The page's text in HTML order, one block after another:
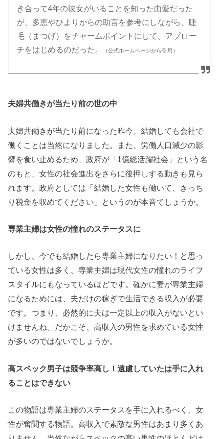
き合って4年の彼女がいることを知った由愛だった
が、多恵やひよりからの助言を参考にしながら、睫
毛（まつげ）をチャームポイントにして、アプロー
チをはじめるのだった。
（公式ホームページから引用）
夫婦共働きが当たり前の世の中
夫婦共働きが当たり前になった昨今、結婚しても会社で
働くことは当然になりました。また、労働人口減少の影
響を食い止めるため、政府が「1億総活躍社会」という名
のもと、女性の社会進出をさらに後押しする動きも見ら
れます。政府としては「結婚した女性も働いて、きっち
り税金を収めてください」というのが本音でしょうか。
専業主婦は女性の憧れのステータスに
しかし、今でも結婚したら専業主婦になりたい！と思っ
ている女性は多く、専業主婦は現代女性の憧れのライフ
スタイルにもなっているほどです。確かに妻が専業主婦
になるためには、夫だけの稼ぎで生活できる収入が必要
です。つまり、必然的に夫は一定以上の収入がないとい
けませんね。だかこそ、高収入の男性を求めている女性
が多いのではないでしょうか。
高スペック男子は競争率高し！遠慮していたは手に入れ
ることはできない
この物語は専業主婦のステータスを手に入れるべく、女
性が奮闘する物語。高収入で素敵な男性はあまり多くあ